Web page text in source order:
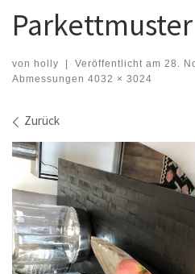
Parkettmuster
von holly | Veröffentlicht am 28.
Abmessungen 4032 × 3024
Bilder Navigation
Zurück